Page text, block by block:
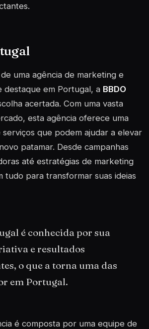
uma agência de marketing e
destaque em Portugal, a BBDO
acertada. Com uma vasta
esta agência oferece uma
que podem ajudar a elevar
patamar. Desde campanhas
até estratégias de marketing
tudo para transformar suas ideias
é conhecida por sua
e resultados
o que a torna uma das
em Portugal.
é composta por uma equipe de